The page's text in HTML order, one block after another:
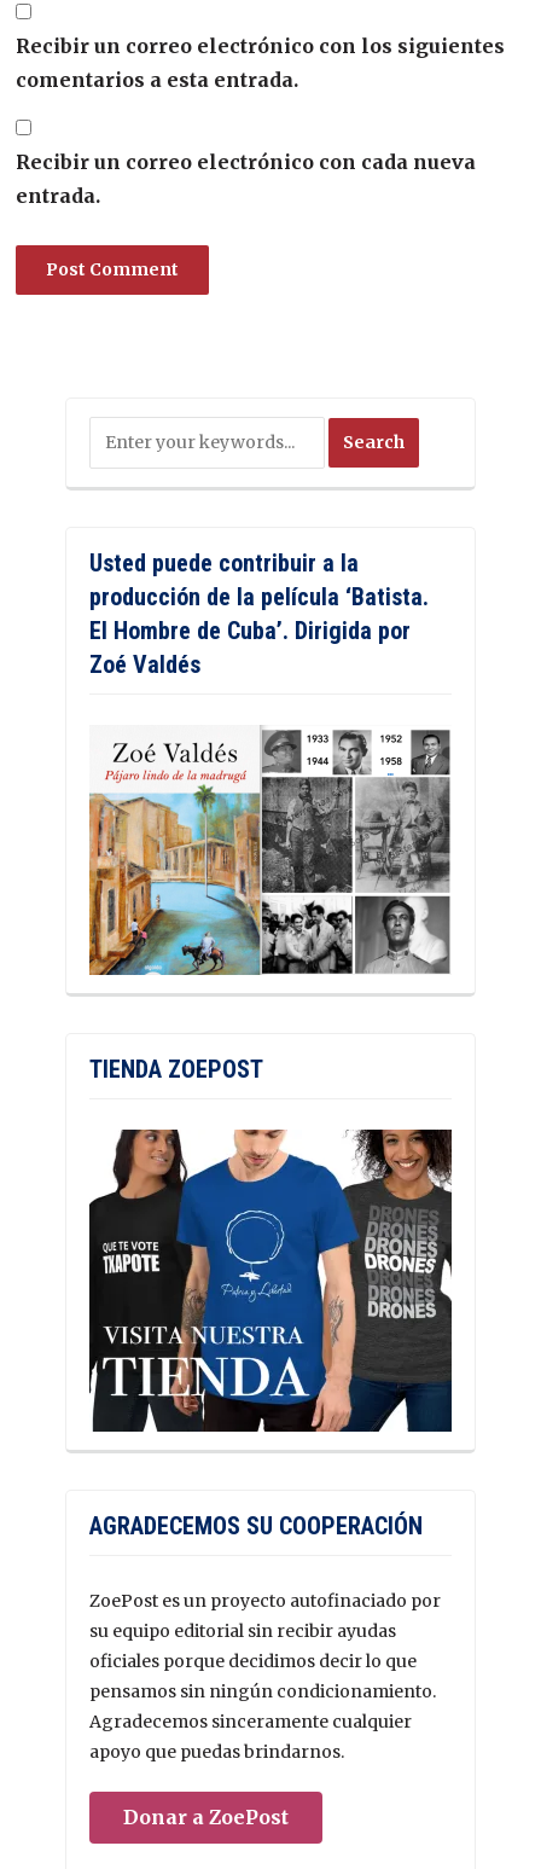
Recibir un correo electrónico con los siguientes
comentarios a esta entrada.
Recibir un correo electrónico con cada nueva
entrada.
Usted puede contribuir a la
producción de la película ‘Batista.
El Hombre de Cuba’. Dirigida por
Zoé Valdés
TIENDA ZOEPOST
AGRADECEMOS SU COOPERACIÓN
ZoePost es un proyecto autofinaciado por
su equipo editorial sin recibir ayudas
oficiales porque decidimos decir lo que
pensamos sin ningún condicionamiento.
Agradecemos sinceramente cualquier
apoyo que puedas brindarnos.
Donar a ZoePost